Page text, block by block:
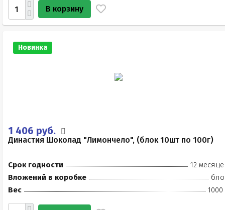
В корзину
Новинка
1 406 руб.
Династия Шоколад "Лимончело", (блок 10шт по 100г)
Срок годности
12
Вложений в коробке
Вес
1000